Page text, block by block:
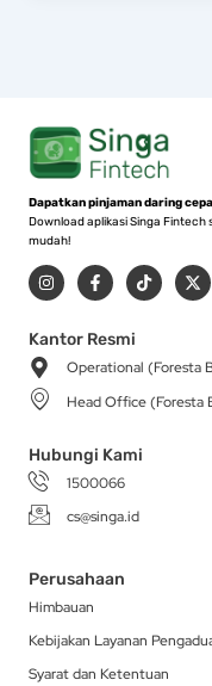
Dapatkan pinjaman daring
Download aplikasi Singa
mudah!
I
n
s
a
g
r
a
m
F
a
c
b
o
-
T
i
k
X
-
t
t
r
Kantor Resmi
Operational (Foresta
Head Office (Foresta
Hubungi Kami
1500066
cs@singa.id
Perusahaan
Himbauan
Kebijakan Layanan
Syarat dan Ketentuan